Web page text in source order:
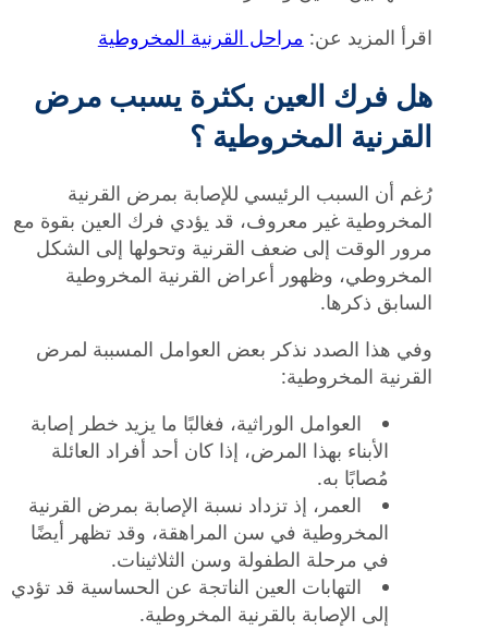
اقرأ المزيد عن: مراحل القرنية المخروطية
هل فرك العين بكثرة يسبب مرض
القرنية المخروطية ؟
رُغم أن السبب الرئيسي للإصابة بمرض القرنية
المخروطية غير معروف، قد يؤدي فرك العين بقوة مع
مرور الوقت إلى ضعف القرنية وتحولها إلى الشكل
المخروطي، وظهور أعراض القرنية المخروطية
السابق ذكرها.
وفي هذا الصدد نذكر بعض العوامل المسببة لمرض
القرنية المخروطية:
العوامل الوراثية، فغالبًا ما يزيد خطر إصابة
الأبناء بهذا المرض، إذا كان أحد أفراد العائلة
مُصابًا به.
العمر، إذ تزداد نسبة الإصابة بمرض القرنية
المخروطية في سن المراهقة، وقد تظهر أيضًا
في مرحلة الطفولة وسن الثلاثينات.
التهابات العين الناتجة عن الحساسية قد تؤدي
إلى الإصابة بالقرنية المخروطية.